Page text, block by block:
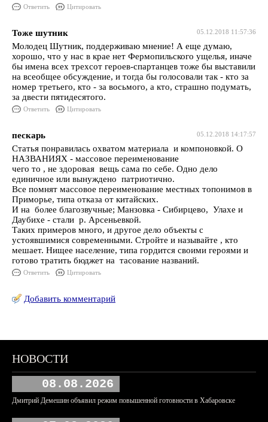
Ответить Цитировать
05.12.2018 11:57:36
Тоже шутник
Молодец Шутник, поддерживаю мнение! А еще думаю,
хорошо, что у нас в крае нет Фермопильского ущелья, иначе
бы имена всех трехсот героев-спартанцев тоже бы выставили
на всеобщее обсуждение, и тогда бы голосовали так - кто за
номер третьего, кто - за восьмого, а кто, страшно подумать,
за двести пятидесятого.
Ответить Цитировать
05.12.2018 14:17:57
пескарь
Статья понравилась охватом материала и компоновкой. О
НАЗВАНИЯХ - массовое переименование
чего то , не здоровая вещь сама по себе. Одно дело
единичное или вынуждено патриотично.
Все помнят массовое переименование местных топонимов в
Приморье, типа отказа от китайских.
И на более благозвучные; Манзовка - Сибирцево, Улахе и
Даубихе - стали р. Арсеньевкой.
Таких примеров много, и другое дело объекты с
устоявшимися современными. Стройте и называйте , кто
мешает. Нищее население, типа гордится своими героями и
готово тратить бюджет на тасование названий.
Ответить Цитировать
Добавить комментарий
НОВОСТИ
08.08.2026
Дмитрий Демешин объявил режим повышенной готовности в Хабаровске